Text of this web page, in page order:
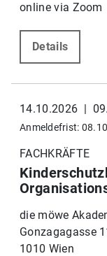
online via Zoom
Details
14.10.2026 |
Anmeldefrist:
FACHKRÄFTE
die möwe
Gonzagagasse
1010 Wien